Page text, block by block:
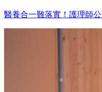
醫養合一難落實！護理師